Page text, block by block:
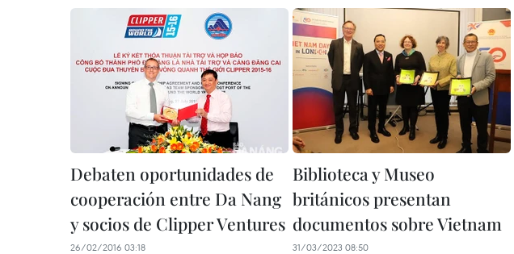
Debaten oportunidades de
cooperación entre Da Nang
y socios de Clipper Ventures
26/02/2016 03:18
Biblioteca y Museo
británicos presentan
documentos sobre Vietnam
31/03/2023 08:50